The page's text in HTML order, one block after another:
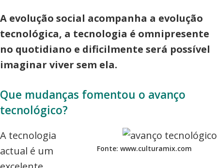
web
design,
hardware,
redes
e-
commerce,
Adwords
e
muito
A evolução social acompanha a evolução
tecnológica, a tecnologia é omnipresente
no quotidiano e dificilmente será possível
imaginar viver sem ela.
Que mudanças fomentou o avanço
tecnológico?
Fonte: www.culturamix.com
A tecnologia
actual é um